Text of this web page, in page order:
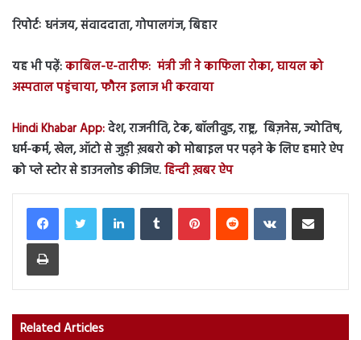
रिपोर्टः धनंजय, संवाददाता, गोपालगंज, बिहार
यह भी पढ़ें:काबिल-ए-तारीफ: मंत्री जी ने काफिला रोका, घायल को
अस्पताल पहुंचाया, फौरन इलाज भी करवाया
Hindi Khabar App:देश, राजनीति, टेक, बॉलीवुड, राष्ट्र, बिज़नेस, ज्योतिष,
धर्म-कर्म, खेल, ऑटो से जुड़ी ख़बरो को मोबाइल पर पढ़ने के लिए हमारे ऐप
को प्ले स्टोर से डाउनलोड कीजिए.हिन्दी ख़बर ऐप
LinkedInTumblr PinterestReddit VKontakteShare via Email
Print
Related Articles